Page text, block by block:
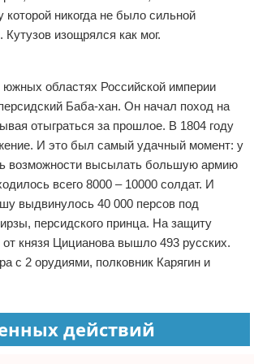
которой никогда не было сильной
Кутузов изощрялся как мог.
областях Российской империи
Баба-хан. Он начал поход на
отыграться за прошлое. В 1804 году
И это был самый удачный момент: у
возможности высылать большую армию
всего 8000 – 10000 солдат. И
выдвинулось 40 000 персов под
персидского принца. На защиту
от князя Цицианова вышло 493 русских.
с 2 орудиями, полковник Карягин и
действий